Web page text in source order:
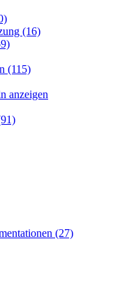
(16)
(115)
anzeigen
(27)